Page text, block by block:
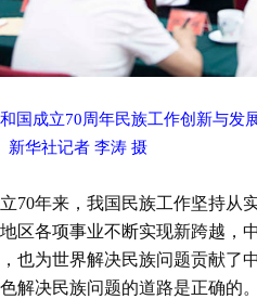
国成立70周年民族工作创新与
新华社记者 李涛 摄
70年来，我国民族工作坚持从
区各项事业不断实现新跨越，
也为世界解决民族问题贡献了
解决民族问题的道路是正确的。